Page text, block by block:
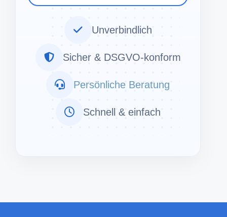
Unverbindlich
Sicher & DSGVO-konform
Persönliche Beratung
Schnell & einfach